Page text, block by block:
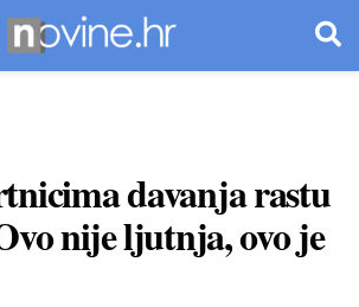
davanja rastu
nije ljutnja, ovo je